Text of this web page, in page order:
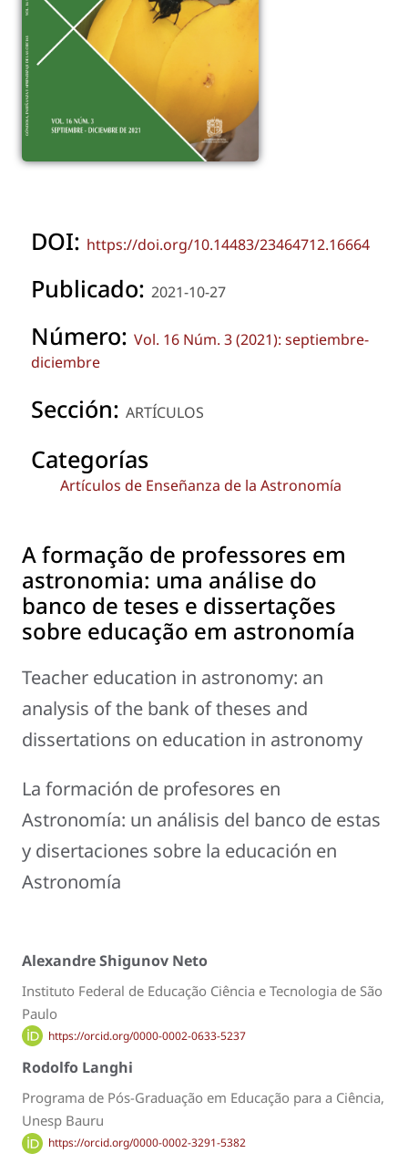
DOI: https://doi.org/10.14483/23464712.16664
Publicado: 2021-10-27
Número: Vol. 16 Núm. 3 (2021): septiembre-
diciembre
Sección: ARTÍCULOS
Categorías
Artículos de Enseñanza de la Astronomía
A formação de professores em
astronomia: uma análise do
banco de teses e dissertações
sobre educação em astronomía
Teacher education in astronomy: an
analysis of the bank of theses and
dissertations on education in astronomy
La formación de profesores en
Astronomía: un análisis del banco de estas
y disertaciones sobre la educación en
Astronomía
Alexandre Shigunov Neto
Instituto Federal de Educação Ciência e Tecnologia de São
Paulo
https://orcid.org/0000-0002-0633-5237
Rodolfo Langhi
Programa de Pós-Graduação em Educação para a Ciência,
Unesp Bauru
https://orcid.org/0000-0002-3291-5382